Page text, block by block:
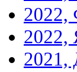
2022,
2022,
2021,